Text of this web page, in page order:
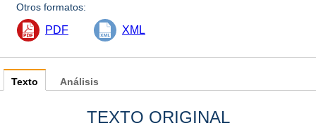
Otros formatos:
PDF XML
Texto
TEXTO ORIGINAL
Análisis